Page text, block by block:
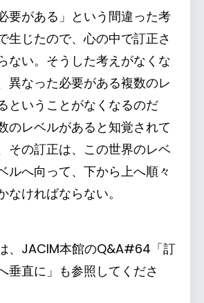
要がある」という間違った考
生じたので、心の中で訂正さ
ない。そうした考えがなくな
異なった必要がある複数のレ
ということがなくなるのだ
のレベルがあると知覚されて
その訂正は、この世界のレベ
ルへ向って、下から上へ順々
なければならない。
、JACIM本館のQ&A#64「訂
垂直に」も参照してくださ